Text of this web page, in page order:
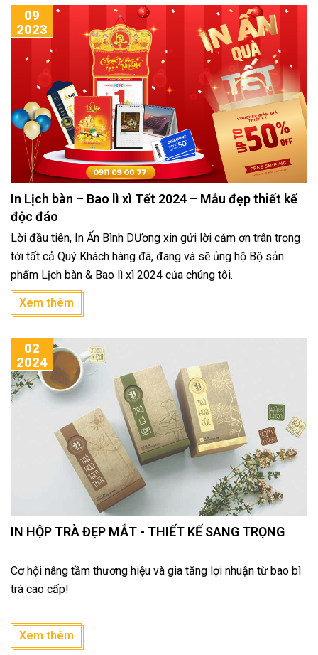
In Lịch bàn – Bao lì xì Tết 2024 – Mẫu đẹp thiết kế
độc đáo
Lời đầu tiên, In Ấn Bình DƯơng xin gửi lời cảm ơn trân trọng
tới tất cả Quý Khách hàng đã, đang và sẽ ủng hộ Bộ sản
phẩm Lịch bàn & Bao lì xì 2024 của chúng tôi.
Xem thêm
09
2023
IN HỘP TRÀ ĐẸP MẮT - THIẾT KẾ SANG TRỌNG
Cơ hội nâng tầm thương hiệu và gia tăng lợi nhuận từ bao bì
trà cao cấp!
Xem thêm
02
2024